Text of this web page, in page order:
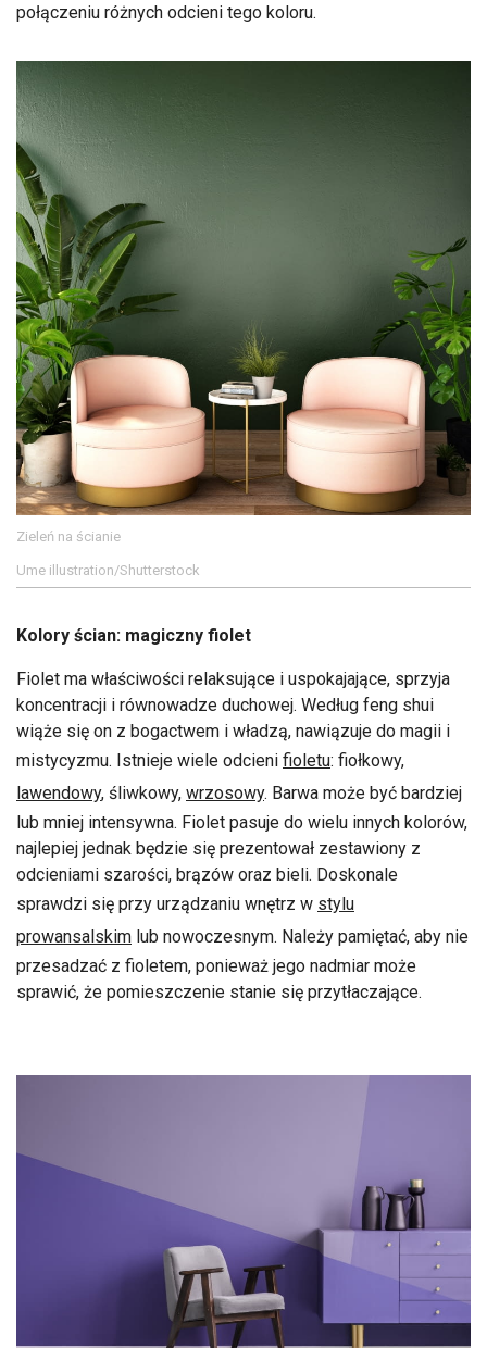
połączeniu różnych odcieni tego koloru.
Zieleń na ścianie
Ume illustration/Shutterstock
Kolory ścian: magiczny fiolet
Fiolet ma właściwości relaksujące i uspokajające, sprzyja
koncentracji i równowadze duchowej. Według feng shui
wiąże się on z bogactwem i władzą, nawiązuje do magii i
mistycyzmu. Istnieje wiele odcieni fioletu: fiołkowy,
lawendowy, śliwkowy, wrzosowy. Barwa może być bardziej
lub mniej intensywna. Fiolet pasuje do wielu innych kolorów,
najlepiej jednak będzie się prezentował zestawiony z
odcieniami szarości, brązów oraz bieli. Doskonale
sprawdzi się przy urządzaniu wnętrz w stylu
prowansalskim lub nowoczesnym. Należy pamiętać, aby nie
przesadzać z fioletem, ponieważ jego nadmiar może
sprawić, że pomieszczenie stanie się przytłaczające.